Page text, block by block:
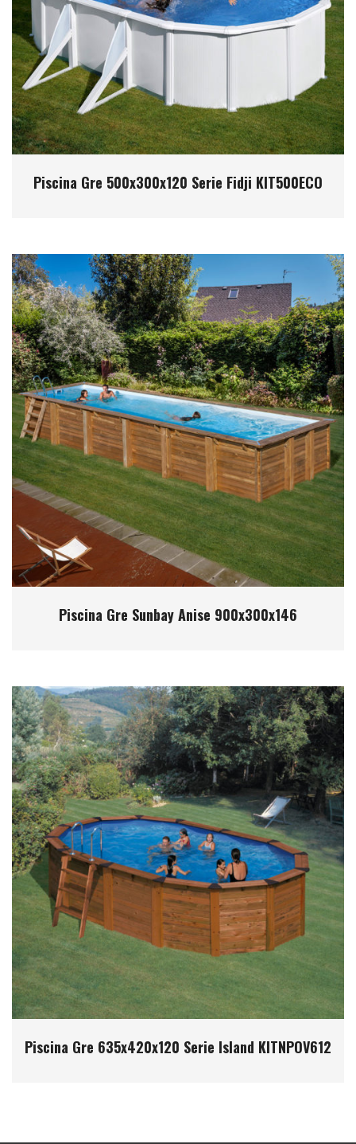
Piscina Gre 500x300x120 Serie Fidji KIT500ECO
Piscina Gre Sunbay Anise 900x300x146
Piscina Gre 635x420x120 Serie Island KITNPOV612